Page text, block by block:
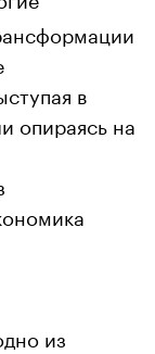
в
опираясь на
из